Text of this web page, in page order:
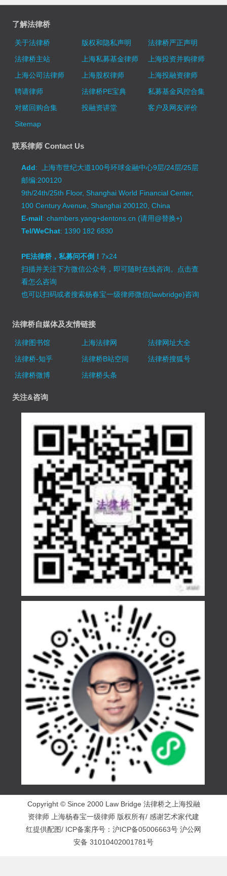
了解法律桥
关于法律桥 版权和隐私声明
法律桥严正声明
法律桥主站
上海私募基金律师
上海投资并购律师
上海公司法律师
上海股权律师
上海投融资律师
聘请律师
法律桥PE宝典
私募基金风控合集
对赌回购合集
投融资讲堂
客户及网友评价
Sitemap
联系律师 Contact Us
Add: 上海市世纪大道100号环球金融中心9层/24层/25层
邮编:200120
9th/24th/25th Floor, Shanghai World Financial Center,
100 Century Avenue, Shanghai 200120, China
E-mail: chambers.yang+dentons.cn (请用@替换+)
Tel/WeChat: 1390 182 6830
PE法律桥，私募问不倒！7x24
扫描并关注下方微信公众号，即可随时在线咨询。 点击查
看怎么咨询
也可以扫码或者搜索杨春宝一级律师微信(lawbridge)咨询
法律桥自媒体及友情链接
法律图书馆 上海法律网
法律网址大全
法律桥-知乎
法律桥B站空间
法律桥搜狐号
法律桥微博
法律桥头条
关注&咨询
Copyright © Since 2000 Law Bridge 法律桥之上海投融
资律师 上海杨春宝一级律师 版权所有/ 感谢艺术家代建
红提供配图/ ICP备案序号： 沪ICP备05006663号 沪公网
安备 31010402001781号